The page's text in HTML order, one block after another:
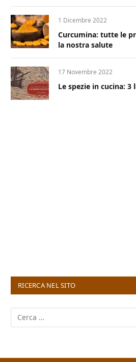
1 Dicembre 2022
Curcumina: tutte le
la nostra salute
17 Novembre 2022
Le spezie in cucina:
RICERCA NEL SITO